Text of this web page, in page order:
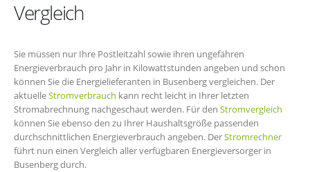
Vergleich
Sie müssen nur Ihre Postleitzahl sowie ihren ungefähren
Energieverbrauch pro Jahr in Kilowattstunden angeben und schon
können Sie die Energielieferanten in Busenberg vergleichen. Der
aktuelleStromverbrauch kann recht leicht in Ihrer letzten
Stromabrechnung nachgeschaut werden. Für den Stromvergleich
können Sie ebenso den zu Ihrer Haushaltsgröße passenden
durchschnittlichen Energieverbrauch angeben. DerStromrechner
führt nun einen Vergleich aller verfügbaren Energieversorger in
Busenberg durch.